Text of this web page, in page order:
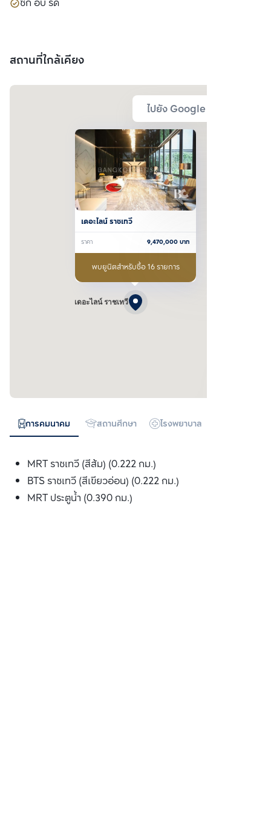
ซัก อบ รีด
สถานที่ใกล้เคียง
ไปยัง Google Map
เดอะไลน์ ราชเทวี
เดอะไลน์ ราชเทวี
ราคา 9,470,000บาท
พบยูนิตสำหรับซื้อ 16 รายการ
การคมนาคม สถานศึกษา โรงพยาบาล
MRT ราชเทวี (สีส้ม) (0.222 กม.)
BTS ราชเทวี (สีเขียวอ่อน) (0.222 กม.)
MRT ประตูน้ำ (0.390 กม.)